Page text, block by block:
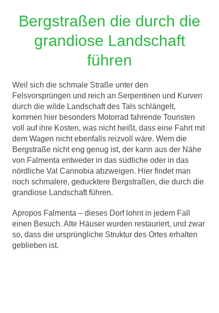
Bergstraßen die durch die
grandiose Landschaft
führen
Weil sich die schmale Straße unter den
Felsvorsprüngen und reich an Serpentinen und Kurven
durch die wilde Landschaft des Tals schlängelt,
kommen hier besonders Motorrad fahrende Touristen
voll auf ihre Kosten, was nicht heißt, dass eine Fahrt mit
dem Wagen nicht ebenfalls reizvoll wäre. Wem die
Bergstraße nicht eng genug ist, der kann aus der Nähe
von Falmenta entweder in das südliche oder in das
nördliche Val Cannobia abzweigen. Hier findet man
noch schmalere, geducktere Bergstraßen, die durch die
grandiose Landschaft führen.
Apropos Falmenta – dieses Dorf lohnt in jedem Fall
einen Besuch. Alte Häuser wurden restauriert, und zwar
so, dass die ursprüngliche Struktur des Ortes erhalten
geblieben ist.